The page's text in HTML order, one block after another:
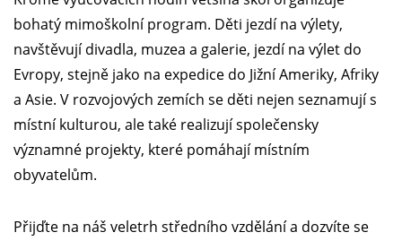
bohatý mimoškolní program. Děti jezdí na výlety,
navštěvují divadla, muzea a galerie, jezdí na výlet do
Evropy, stejně jako na expedice do Jižní Ameriky, Afriky
a Asie. V rozvojových zemích se děti nejen seznamují s
místní kulturou, ale také realizují společensky
významné projekty, které pomáhají místním
obyvatelům.
Přijďte na náš veletrh středního vzdělání a dozvíte se